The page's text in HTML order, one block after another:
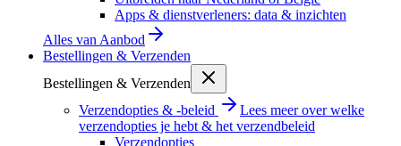
Apps & dienstverleners: data & inzichten
Alles van Aanbod
Bestellingen & Verzenden
Bestellingen & Verzenden
Verzendopties & -beleid
Lees meer over welke
verzendopties je hebt & het verzendbeleid
Verzendopties